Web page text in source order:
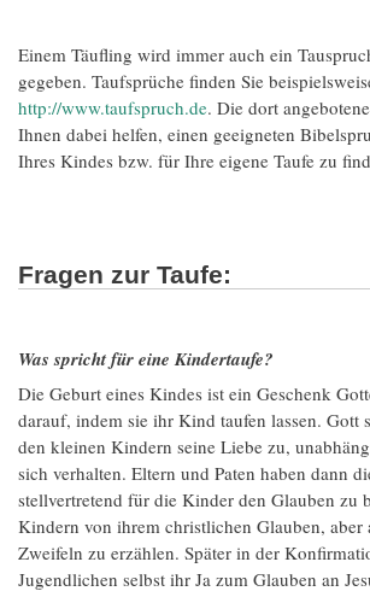
Einem Täufling wird immer auch ein
gegeben. Taufsprüche finden Sie
http://www.taufspruch.de. Die dort
Ihnen dabei helfen, einen geeigneten
Ihres Kindes bzw. für Ihre eigene Taufe zu
Fragen zur Taufe:
Was spricht für eine Kindertaufe?
Die Geburt eines Kindes ist ein Geschenk
darauf, indem sie ihr Kind taufen lassen. Gott
den kleinen Kindern seine Liebe zu,
sich verhalten. Eltern und Paten haben dann
stellvertretend für die Kinder den Glauben zu
Kindern von ihrem christlichen Glauben, aber
Zweifeln zu erzählen. Später in der
Jugendlichen selbst ihr Ja zum Glauben an